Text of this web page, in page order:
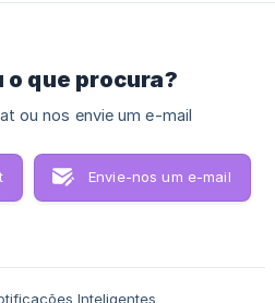
o que procura?
ou nos envie um e-mail
Envie-nos um e-mail